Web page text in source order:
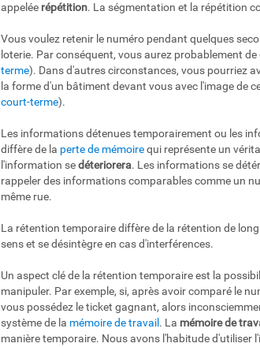
appelée répétition. La ségmentation et la répétition
Vous voulez retenir le numéro pendant quelques
loterie. Par conséquent, vous aurez probablement de
terme). Dans d'autres circonstances, vous pourriez
la forme d'un bâtiment devant vous avec l'image de
court-terme).
Les informations détenues temporairement ou les
diffère de la perte de mémoirequi représente un
l'information sedéteriorera. Les informations se
rappeler des informations comparables comme un
même rue.
La rétention temporaire diffère de la rétention de
sens et se désintègre en cas d'interférences.
Un aspect clé de la rétention temporaire est la
manipuler. Par exemple, si, après avoir comparé le
vous possédez le ticket gagnant, alors
système de la mémoire de travail . La mémoire de
manière temporaire. Nous avons l'habitude